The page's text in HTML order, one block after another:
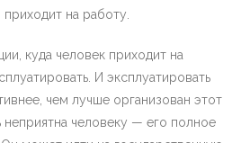
на работу.
куда человек приходит на
И эксплуатировать
чем лучше организован этот
человеку — его полное